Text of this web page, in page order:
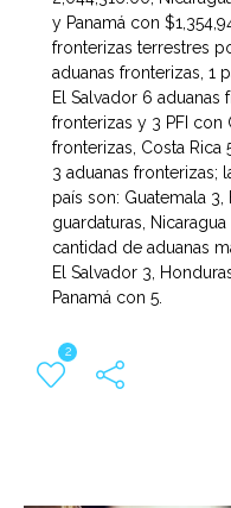
y Panamá con
fronterizas terrestres
aduanas fronterizas, 1
El Salvador 6 aduanas
fronterizas y 3 PFI con
fronterizas, Costa Rica
3 aduanas fronterizas;
país son: Guatemala 3,
guardaturas,
cantidad de aduanas
El Salvador 3,
Panamá con 5.
2